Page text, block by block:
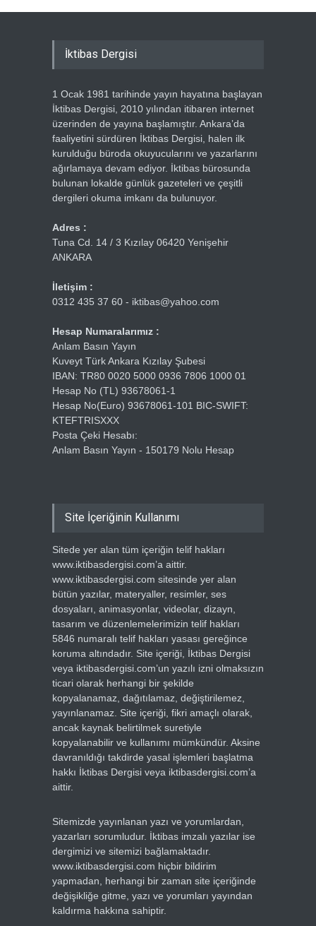
İktibas Dergisi
1 Ocak 1981 tarihinde yayın hayatına başlayan
İktibas Dergisi, 2010 yılından itibaren internet
üzerinden de yayına başlamıştır. Ankara’da
faaliyetini sürdüren İktibas Dergisi, halen ilk
kurulduğu büroda okuyucularını ve yazarlarını
ağırlamaya devam ediyor. İktibas bürosunda
bulunan lokalde günlük gazeteleri ve çeşitli
dergileri okuma imkanı da bulunuyor.
Adres :
Tuna Cd. 14 / 3 Kızılay 06420 Yenişehir
ANKARA
İletişim :
0312 435 37 60 - iktibas@yahoo.com
Hesap Numaralarımız :
Anlam Basın Yayın
Kuveyt Türk Ankara Kızılay Şubesi
IBAN: TR80 0020 5000 0936 7806 1000 01
Hesap No (TL) 93678061-1
Hesap No(Euro) 93678061-101 BIC-SWIFT:
KTEFTRISXXX
Posta Çeki Hesabı:
Anlam Basın Yayın - 150179 Nolu Hesap
Site İçeriğinin Kullanımı
Sitede yer alan tüm içeriğin telif hakları
www.iktibasdergisi.com’a aittir.
www.iktibasdergisi.com sitesinde yer alan
bütün yazılar, materyaller, resimler, ses
dosyaları, animasyonlar, videolar, dizayn,
tasarım ve düzenlemelerimizin telif hakları
5846 numaralı telif hakları yasası gereğince
koruma altındadır. Site içeriği, İktibas Dergisi
veya iktibasdergisi.com’un yazılı izni olmaksızın
ticari olarak herhangi bir şekilde
kopyalanamaz, dağıtılamaz, değiştirilemez,
yayınlanamaz. Site içeriği, fikri amaçlı olarak,
ancak kaynak belirtilmek suretiyle
kopyalanabilir ve kullanımı mümkündür. Aksine
davranıldığı takdirde yasal işlemleri başlatma
hakkı İktibas Dergisi veya iktibasdergisi.com’a
aittir.
Sitemizde yayınlanan yazı ve yorumlardan,
yazarları sorumludur. İktibas imzalı yazılar ise
dergimizi ve sitemizi bağlamaktadır.
www.iktibasdergisi.com hiçbir bildirim
yapmadan, herhangi bir zaman site içeriğinde
değişikliğe gitme, yazı ve yorumları yayından
kaldırma hakkına sahiptir.